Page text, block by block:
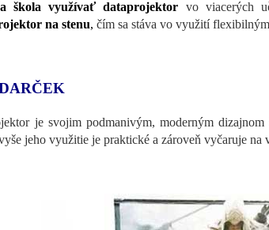
škola využívať dataprojektor vo viacerých
na stenu, čím sa stáva vo využití
je svojim podmanivým, moderným
jeho využitie je praktické a zároveň vyčaruje na